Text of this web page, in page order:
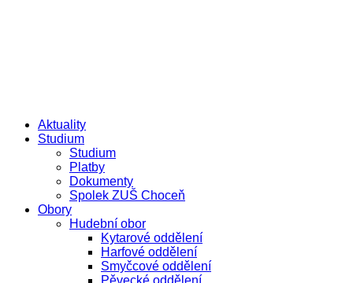
Aktuality
Studium
Studium
Platby
Dokumenty
Spolek ZUŠ Choceň
Obory
Hudební obor
Kytarové oddělení
Harfové oddělení
Smyčcové oddělení
Pěvecké oddělení